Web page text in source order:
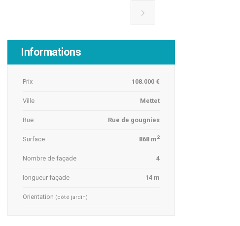

Informations
Prix 108.000 €
Ville Mettet
Rue Rue de gougnies
Surface 868 m2
Nombre de façade 4
longueur façade 14 m
Orientation (côté jardin)